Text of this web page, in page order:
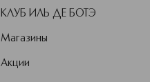
КЛУБ ИЛЬ ДЕ БОТЭ
Магазины
Акции